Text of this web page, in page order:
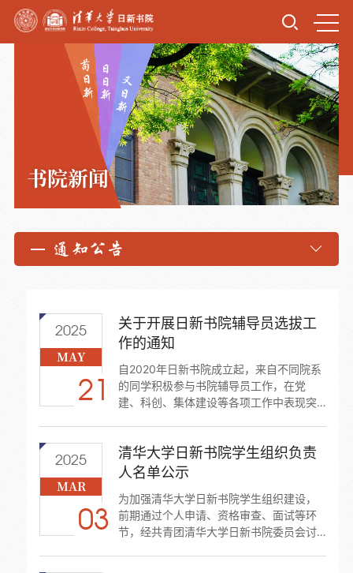
书院新闻
通知公告
2025
MAY
21
关于开展日新书院辅导员选拔工
作的通知
自2020年日新书院成立起，来自不同院系
的同学积极参与书院辅导员工作，在党
建、科创、集体建设等各项工作中表现突
展书院的学生工作。
2025
MAR
03
清华大学日新书院学生组织负责
人名单公示
为加强清华大学日新书院学生组织建设，
前期通过个人申请、资格审查、面试等环
节，经共青团清华大学日新书院委员会讨